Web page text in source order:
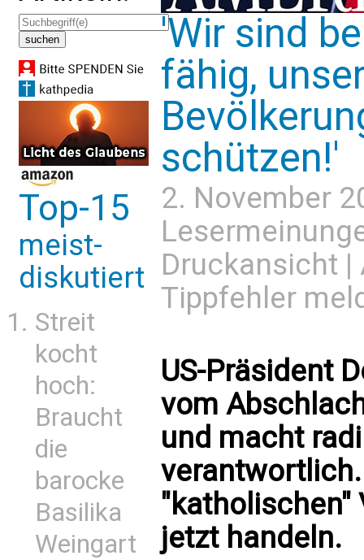
Top-15
meist-
diskutiert
Streit
kocht
hoch:
Braucht
die
barocke
Basilika
Weingart
'Wir sind
fähig,
schützen!'
2. November
Druckansicht |
Tippfehler
US-Präsident
vom
und macht
"katholischen"
jetzt handeln.